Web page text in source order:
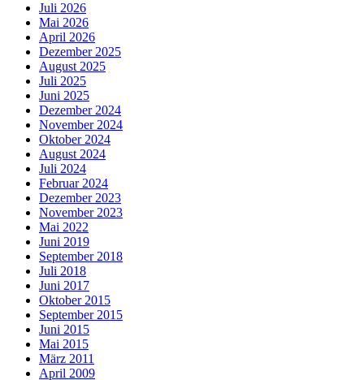
Juli 2026
Mai 2026
April 2026
Dezember 2025
August 2025
Juli 2025
Juni 2025
Dezember 2024
November 2024
Oktober 2024
August 2024
Juli 2024
Februar 2024
Dezember 2023
November 2023
Mai 2022
Juni 2019
September 2018
Juli 2018
Juni 2017
Oktober 2015
September 2015
Juni 2015
Mai 2015
März 2011
April 2009